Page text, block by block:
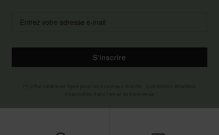
S'inscrire